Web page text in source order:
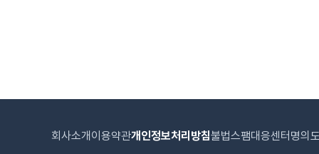
회사소개 이용약관개인정보처리방침불법스팸대응센터 명의